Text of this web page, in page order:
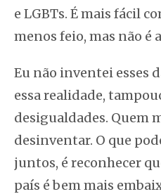
e LGBTs. É mais fácil
menos feio, mas não é
Eu não inventei esses
essa realidade,
desigualdades. Quem
desinventar. O que
juntos, é reconhecer
país é bem mais